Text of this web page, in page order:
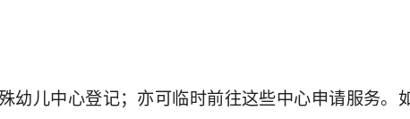
幼儿中心登记；亦可临时前往这些中心申请服务。